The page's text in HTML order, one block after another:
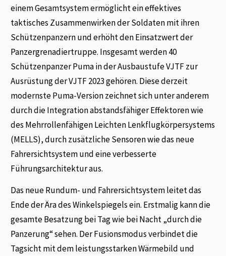
einem Gesamtsystem ermöglicht ein effektives
taktisches Zusammenwirken der Soldaten mit ihren
Schützenpanzern und erhöht den Einsatzwert der
Panzergrenadiertruppe. Insgesamt werden 40
Schützenpanzer Puma in der Ausbaustufe VJTF zur
Ausrüstung der VJTF 2023 gehören. Diese derzeit
modernste Puma-Version zeichnet sich unter anderem
durch die Integration abstandsfähiger Effektoren wie
des Mehrrollenfähigen Leichten Lenkflugkörpersystems
(MELLS), durch zusätzliche Sensoren wie das neue
Fahrersichtsystem und eine verbesserte
Führungsarchitektur aus.
Das neue Rundum- und Fahrersichtsystem leitet das
Ende der Ära des Winkelspiegels ein. Erstmalig kann die
gesamte Besatzung bei Tag wie bei Nacht „durch die
Panzerung“ sehen. Der Fusionsmodus verbindet die
Tagsicht mit dem leistungsstarken Wärmebild und